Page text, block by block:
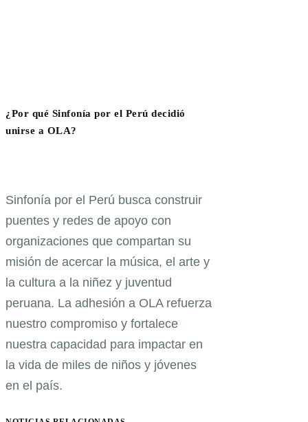
¿Por qué Sinfonía por el Perú decidió
unirse a OLA?
Sinfonía por el Perú busca construir
puentes y redes de apoyo con
organizaciones que compartan su
misión de acercar la música, el arte y
la cultura a la niñez y juventud
peruana. La adhesión a OLA refuerza
nuestro compromiso y fortalece
nuestra capacidad para impactar en
la vida de miles de niños y jóvenes
en el país.